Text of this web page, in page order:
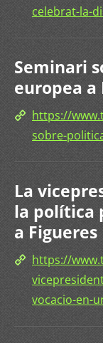
celebrat-la-
Seminari
europea a
https://
sobre-
La
la política
a Figueres
https://
vocacio-en-